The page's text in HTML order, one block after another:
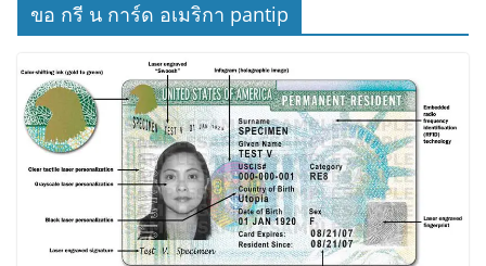
ขอ กรี น การ์ด อเมริกา pantip